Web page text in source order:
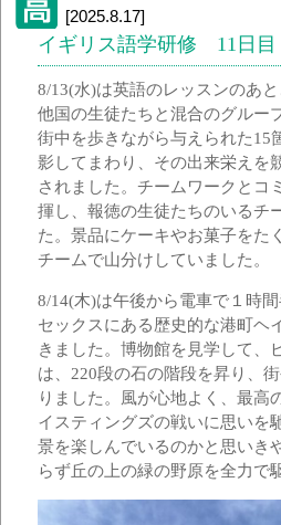
[2025.8.17]
イギリス語学研修 11日目
8/13(水)は英語のレッスンのあ
他国の生徒たちと混合のグルー
街中を歩きながら与えられた15
影してまわり、その出来栄えを
されました。チームワークとコ
揮し、報徳の生徒たちのいるチ
た。景品にケーキやお菓子をた
チームで山分けしていました。
8/14(木)は午後から電車で１時
セックスにある歴史的な港町ヘ
きました。博物館を見学して、
は、220段の石の階段を昇り、
りました。風が心地よく、最高
イスティングズの戦いに思いを
景を楽しんでいるのかと思いき
らず丘の上の緑の野原を全力で